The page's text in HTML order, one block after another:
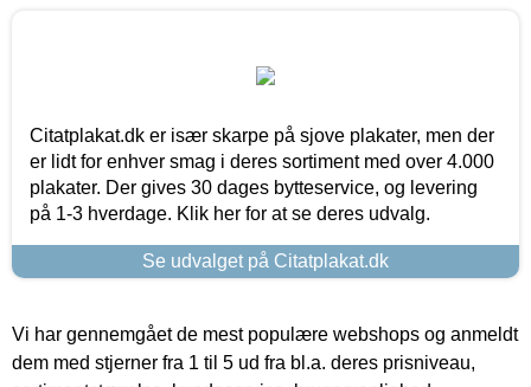
Citatplakat.dk er især skarpe på sjove plakater, men der
er lidt for enhver smag i deres sortiment med over 4.000
plakater. Der gives 30 dages bytteservice, og levering
på 1-3 hverdage. Klik her for at se deres udvalg.
Se udvalget på Citatplakat.dk
Vi har gennemgået de mest populære webshops og anmeldt
dem med stjerner fra 1 til 5 ud fra bl.a. deres prisniveau,